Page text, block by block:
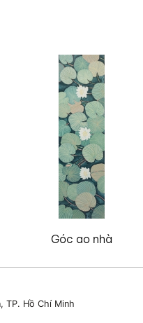
Góc ao nhà
TP. Hồ Chí Minh